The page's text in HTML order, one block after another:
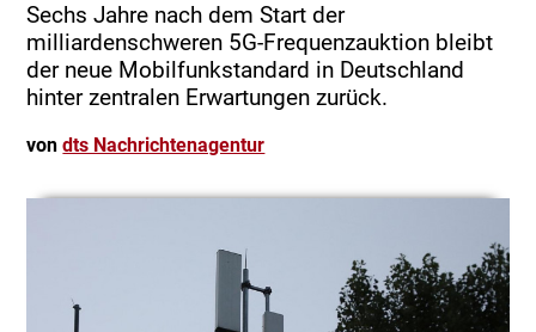
Sechs Jahre nach dem Start der
milliardenschweren 5G-Frequenzauktion bleibt
der neue Mobilfunkstandard in Deutschland
hinter zentralen Erwartungen zurück.
vondts Nachrichtenagentur